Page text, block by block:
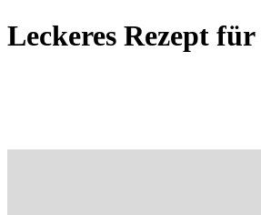
Leckeres Rezept für